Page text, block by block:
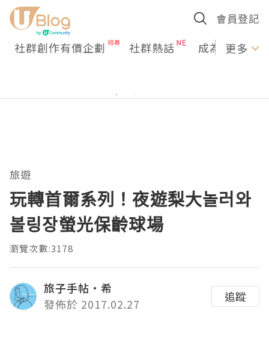
會員登記
社群創作有價企劃 社群熱話 成為U更多
旅遊
玩轉首爾系列！夜遊梨大놀러와
볼링장螢光保齡球場
瀏覽次數:3178
旅子手帖·希
發佈於 2017.02.27
追蹤